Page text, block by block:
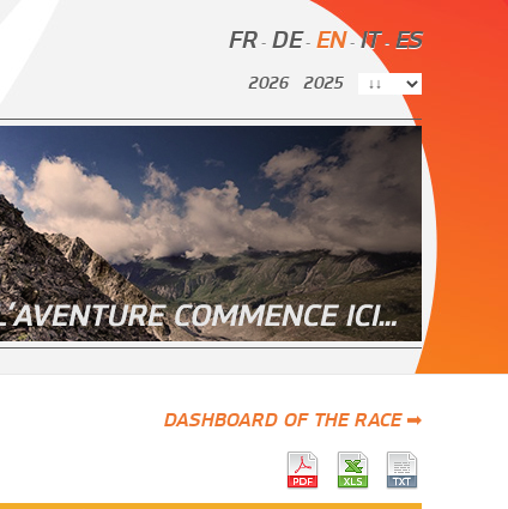
FR- DE- EN- IT - ES
2026 2025
DASHBOARD OF THE RACE ➡